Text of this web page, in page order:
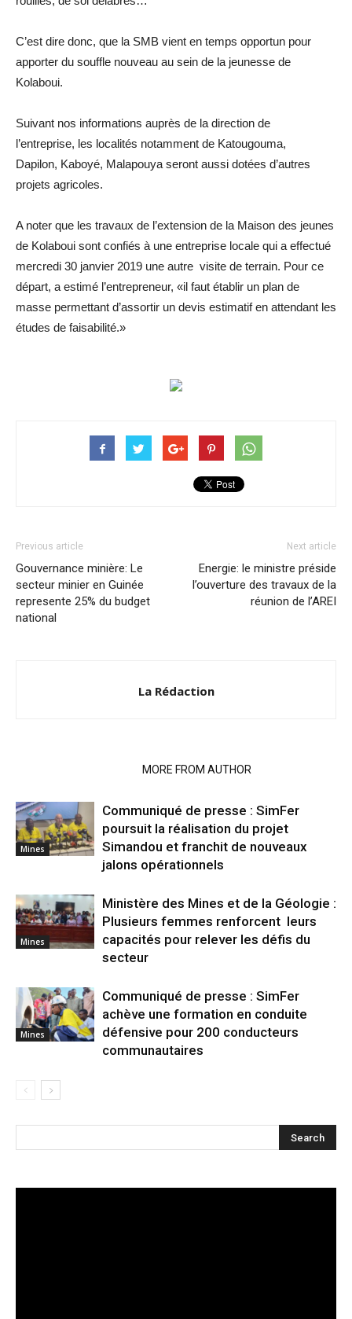
C’est dire donc, que la SMB vient en temps opportun pour
apporter du souffle nouveau au sein de la jeunesse de
Kolaboui.
Suivant nos informations auprès de la direction de
l’entreprise, les localités notamment de Katougouma,
Dapilon, Kaboyé, Malapouya seront aussi dotées d’autres
projets agricoles.
A noter que les travaux de l’extension de la Maison des jeunes
de Kolaboui sont confiés à une entreprise locale qui a effectué
mercredi 30 janvier 2019 une autre visite de terrain. Pour ce
départ, a estimé l’entrepreneur, «il faut établir un plan de
masse permettant d’assortir un devis estimatif en attendant les
études de faisabilité.»
Previous article
Gouvernance minière: Le
secteur minier en Guinée
represente 25% du budget
national
Next article
Energie: le ministre préside
l’ouverture des travaux de la
réunion de l’AREI
La Rédaction
MORE FROM AUTHOR
Mines
Communiqué de presse : SimFer
poursuit la réalisation du projet
Simandou et franchit de nouveaux
jalons opérationnels
Mines
Ministère des Mines et de la Géologie :
Plusieurs femmes renforcent leurs
capacités pour relever les défis du
secteur
Mines
Communiqué de presse : SimFer
achève une formation en conduite
défensive pour 200 conducteurs
communautaires